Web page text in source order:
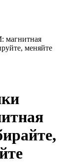
магнитная
меняйте